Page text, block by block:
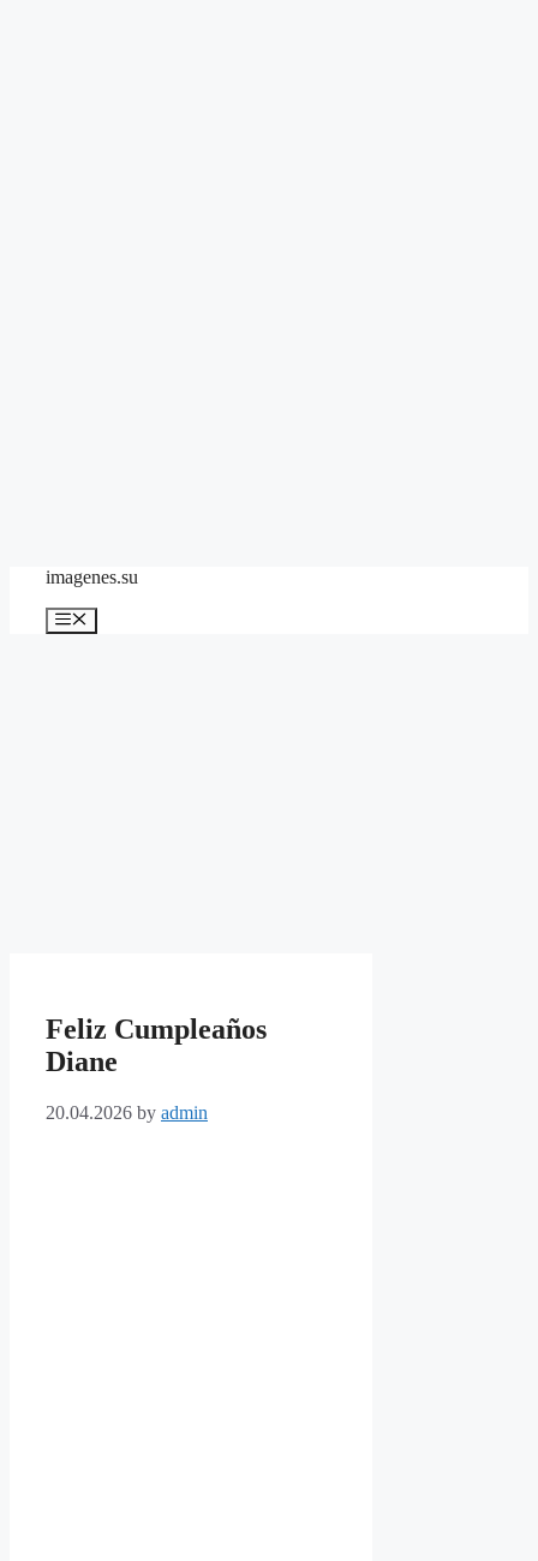
imagenes.su
Menu
Feliz Cumpleaños
Diane
20.04.2026 by admin